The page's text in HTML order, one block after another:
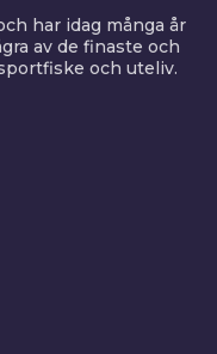
har idag många år
av de finaste och
och uteliv.